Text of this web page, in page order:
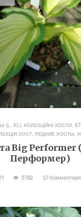
(L, XL), КОЛЕКЦІЙНІ ХОСТИ,
ХОСТ РЕДКИЕ ХОСТЫ,
Big Performer
Перформер)
5782